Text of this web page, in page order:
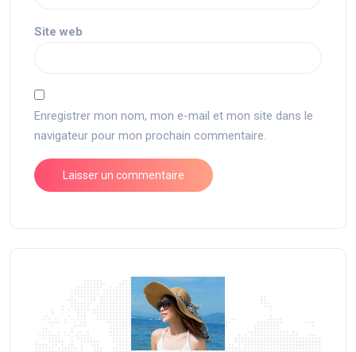
Site web
Enregistrer mon nom, mon e-mail et mon site dans le
navigateur pour mon prochain commentaire.